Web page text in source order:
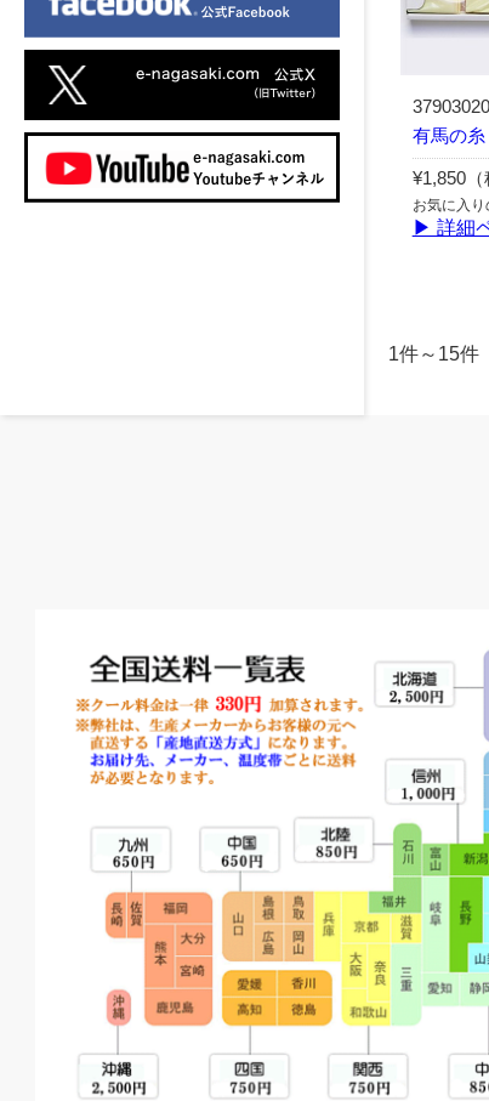
有馬の
¥1,850（
お気に入り
▶ 詳細
1件～15件